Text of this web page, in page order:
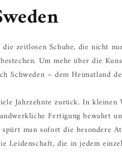
zeitlosen Schuhe, die nicht
Um mehr über die
Schweden – dem Heimatland
Jahrzehnte zurück. In kleinen
Fertigung bewahrt
man sofort die besondere
die in jedem